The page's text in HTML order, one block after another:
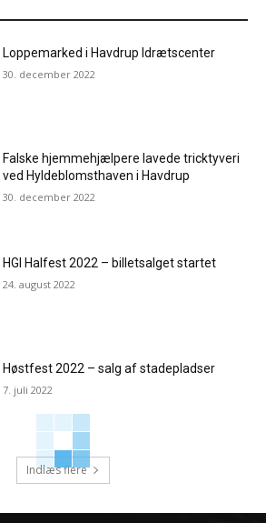
Loppemarked i Havdrup Idrætscenter
30. december 2022
Falske hjemmehjælpere lavede tricktyveri
ved Hyldeblomsthaven i Havdrup
30. december 2022
HGI Halfest 2022 – billetsalget startet
24. august 2022
Høstfest 2022 – salg af stadepladser
7. juli 2022
Indlæs flere